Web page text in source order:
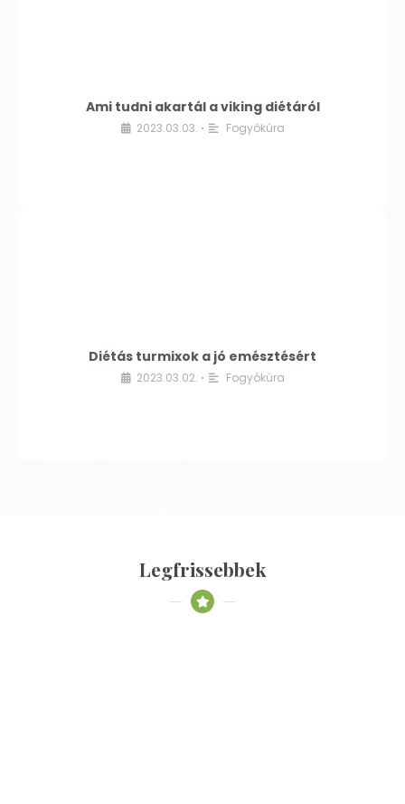
Ami tudni akartál a viking diétáról
2023.03.03. • Fogyókúra
Diétás turmixok a jó emésztésért
2023.03.02. • Fogyókúra
Legfrissebbek